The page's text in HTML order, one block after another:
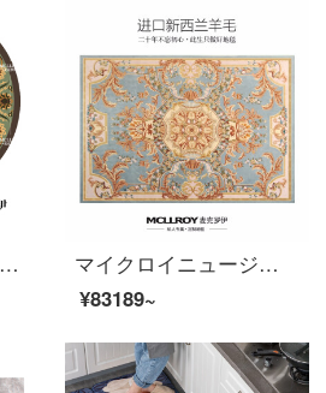
マクロイ輸入羊毛は円形アメリカ式のシンプルでモダンなヨーロッパ式にカスタマイズしました。北欧の新しい中国式客間ソファ茶何畳レストランのテーブルルームは大じゅうたんM 086-1円形【上質な羊毛の輸入】2000 MMの直径でいっぱいです。
マイクロイニュージーランド輸入ウールヨーロッパ式ラグジュアリー絨毯別荘ソファ茶何寝室部屋のベッドサイドカーペット手作りオーダーメイド絨毯O 085【上質輸入羊毛】3000 MM*400 MM
¥83189~